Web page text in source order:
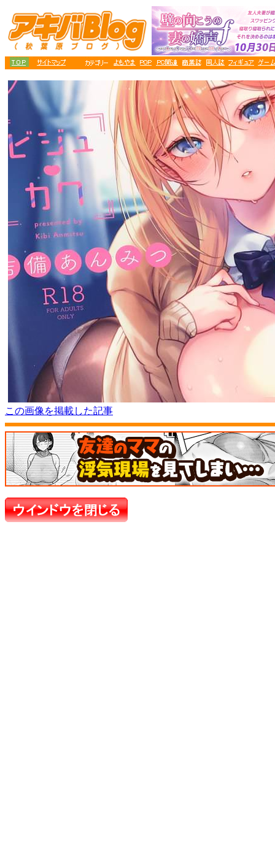
この画像を掲載した記事